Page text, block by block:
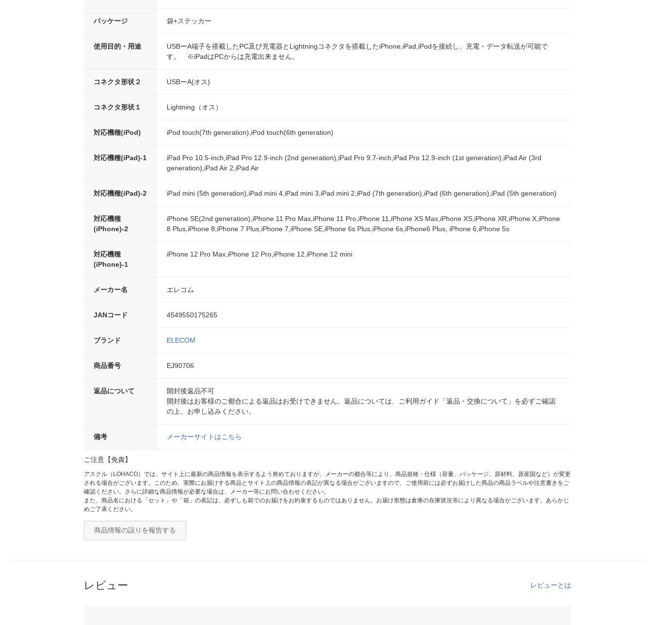
パッケージ 袋+ステッカー
使用目的・用途
USBーA端子を搭載したPC及び充電器とLightningコネクタを搭載したiPhone,iPad,iPodを接続し、充電・データ転送が可能で
す。 ※iPadはPCからは充電出来ません。
コネクタ形状２ USBーA(オス)
コネクタ形状１ Lightning（オス）
対応機種(iPod) iPod touch(7th generation),iPod touch(6th generation)
対応機種(iPad)-1
iPad Pro 10.5-inch,iPad Pro 12.9-inch (2nd generation),iPad Pro 9.7-inch,iPad Pro 12.9-inch (1st generation),iPad Air (3rd
generation),iPad Air 2,iPad Air
対応機種(iPad)-2 iPad mini (5th generation),iPad mini 4,iPad mini 3,iPad mini 2,iPad (7th generation),iPad (6th generation),iPad (5th generation)
対応機種
(iPhone)-2
iPhone SE(2nd generation),iPhone 11 Pro Max,iPhone 11 Pro,iPhone 11,iPhone XS Max,iPhone XS,iPhone XR,iPhone X,iPhone
8 Plus,iPhone 8,iPhone 7 Plus,iPhone 7,iPhone SE,iPhone 6s Plus,iPhone 6s,iPhone6 Plus, iPhone 6,iPhone 5s
対応機種
(iPhone)-1
iPhone 12 Pro Max,iPhone 12 Pro,iPhone 12,iPhone 12 mini
メーカー名 エレコム
JANコード 4549550175265
ブランド ELECOM
商品番号 EJ90706
返品について
開封後返品不可
開封後はお客様のご都合による返品はお受けできません。返品については、ご利用ガイド「返品・交換について」を必ずご確認
の上、お申し込みください。
備考 メーカーサイトはこちら
ご注意【免責】
アスクル（LOHACO）では、サイト上に最新の商品情報を表示するよう努めておりますが、メーカーの都合等により、商品規格・仕様（容量、パッケージ、原材料、原産国など）が変更
される場合がございます。このため、実際にお届けする商品とサイト上の商品情報の表記が異なる場合がございますので、ご使用前には必ずお届けした商品の商品ラベルや注意書きをご
確認ください。さらに詳細な商品情報が必要な場合は、メーカー等にお問い合わせください。
また、商品名における「セット」や「箱」の表記は、必ずしも箱でのお届けをお約束するものではありません。お届け形態は倉庫の在庫状況等により異なる場合がございます。あらかじ
めご了承ください。
商品情報の誤りを報告する
レビュー レビューとは